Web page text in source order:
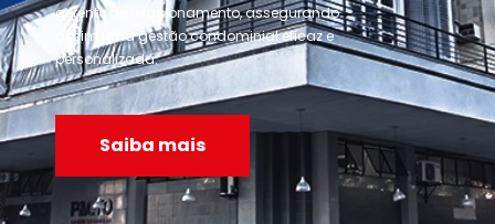
gerente de relacionamento, assegurando
assim uma gestão condominial eficaz e
personalizada.
Saiba mais